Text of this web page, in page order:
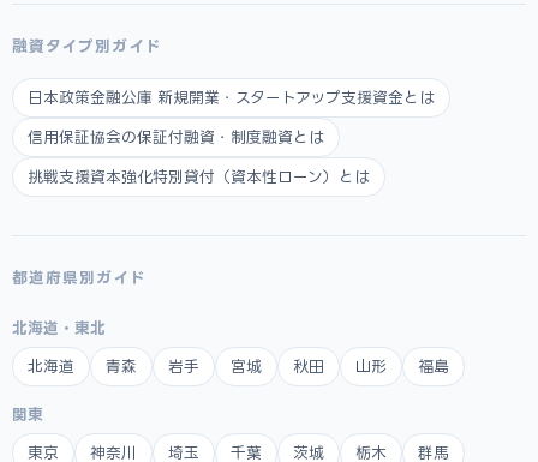
融資タイプ別ガイド
日本政策金融公庫 新規開業・スタートアップ支援資金とは
信用保証協会の保証付融資・制度融資とは
挑戦支援資本強化特別貸付（資本性ローン）とは
都道府県別ガイド
北海道・東北
北海道 青森 岩手 宮城 秋田 山形 福島
関東
東京 神奈川 埼玉 千葉 茨城 栃木 群馬